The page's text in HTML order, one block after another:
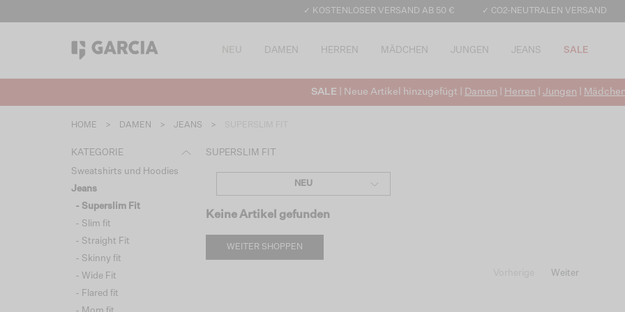
✓ KOSTENLOSER VERSAND AB 50 € ✓ CO2-NEUTRALEN VERSAND
NEU DAMEN HERREN MÄDCHEN JUNGEN JEANS SALE
SALE | Neue Artikel hinzugefügt | Damen Herren Jungen
HOME > DAMEN > JEANS >
KATEGORIE
Sweatshirts und Hoodies
Jeans
- Superslim Fit
- Slim fit
- Straight Fit
- Skinny fit
- Wide Fit
- Flared fit
SUPERSLIM FIT
NEU
Keine Artikel gefunden
WEITER SHOPPEN
Weiter